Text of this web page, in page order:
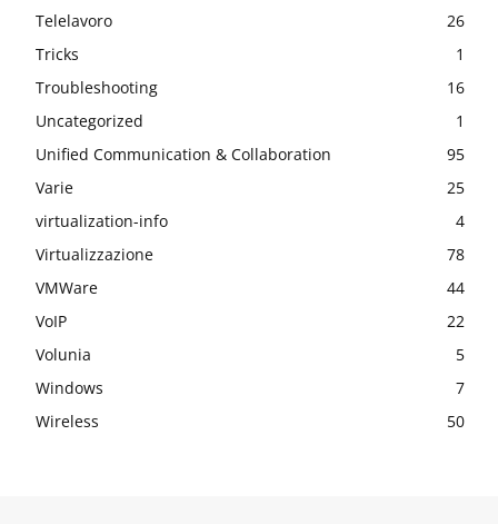
Telelavoro
26
Tricks
1
Troubleshooting
16
Uncategorized
1
Unified Communication & Collaboration
95
Varie
25
virtualization-info
4
Virtualizzazione
78
VMWare
44
VoIP
22
Volunia
5
Windows
7
Wireless
50